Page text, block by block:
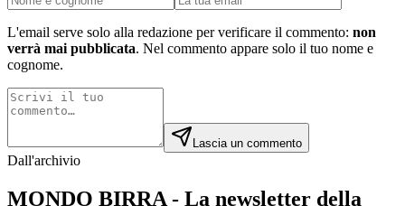
L'email serve solo alla redazione per verificare il commento: non
verrà mai pubblicata. Nel commento appare solo il tuo nome e
cognome.
Lascia un commento
Dall'archivio
MONDO BIRRA - La newsletter della